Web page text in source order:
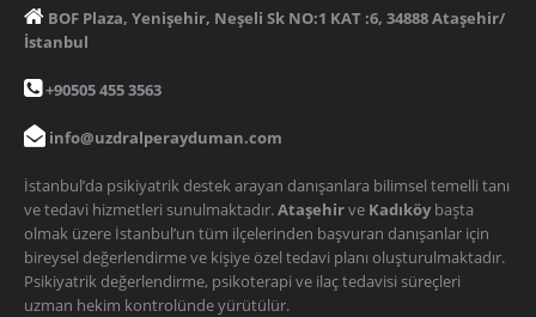
BOF Plaza, Yenişehir, Neşeli Sk NO:1 KAT :6, 34888 Ataşehir/
İstanbul
+90505 455 3563
info@uzdralperayduman.com
İstanbul’da psikiyatrik destek arayan danışanlara bilimsel temelli tanı
ve tedavi hizmetleri sunulmaktadır.Ataşehirve Kadıköy başta
olmak üzere İstanbul’un tüm ilçelerinden başvuran danışanlar için
bireysel değerlendirme ve kişiye özel tedavi planı oluşturulmaktadır.
Psikiyatrik değerlendirme, psikoterapi ve ilaç tedavisi süreçleri
uzman hekim kontrolünde yürütülür.